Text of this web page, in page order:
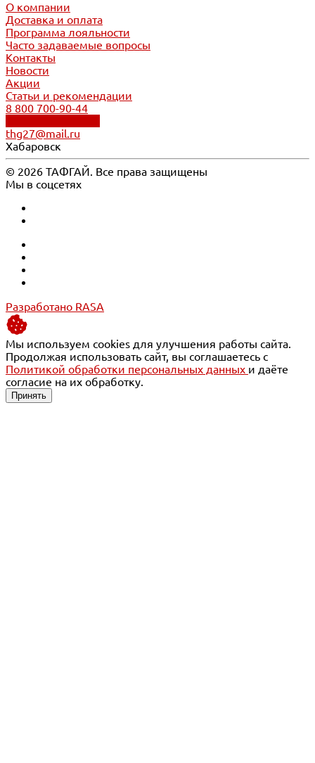
О компании
Доставка и оплата
Программа лояльности
Часто задаваемые вопросы
Контакты
Новости
Акции
Статьи и рекомендации
8 800 700-90-44
thg27@mail.ru
Хабаровск
© 2026 ТАФГАЙ. Все права защищены
Мы в соцсетях
Разработано RASA
Мы используем cookies для улучшения работы сайта.
Продолжая использовать сайт, вы соглашаетесь с
Политикой обработки персональных данных и даёте
согласие на их обработку.
Принять